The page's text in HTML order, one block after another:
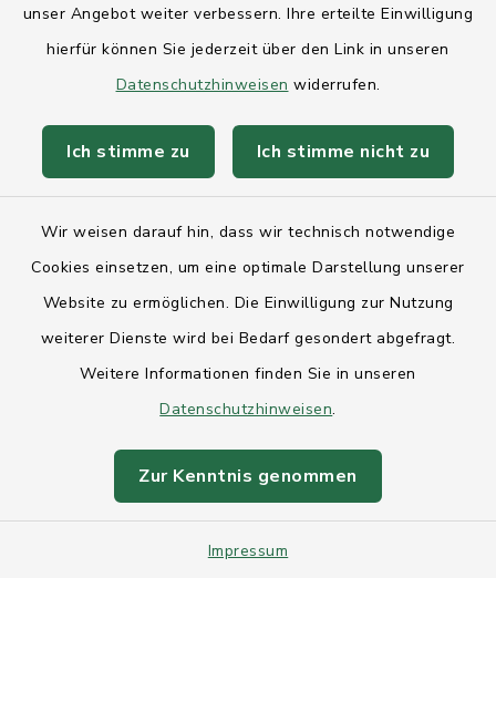
unser Angebot weiter verbessern. Ihre erteilte Einwilligung
hierfür können Sie jederzeit über den Link in unseren
Datenschutzhinweisen widerrufen.
Ich stimme zu Ich stimme nicht zu
Wir weisen darauf hin, dass wir technisch notwendige
Cookies einsetzen, um eine optimale Darstellung unserer
Website zu ermöglichen. Die Einwilligung zur Nutzung
weiterer Dienste wird bei Bedarf gesondert abgefragt.
Weitere Informationen finden Sie in unseren
Datenschutzhinweisen.
Zur Kenntnis genommen
Impressum
AktivRegion Mittelholstein
Anfahrt
Datenschutz
Sitemap
Intranet